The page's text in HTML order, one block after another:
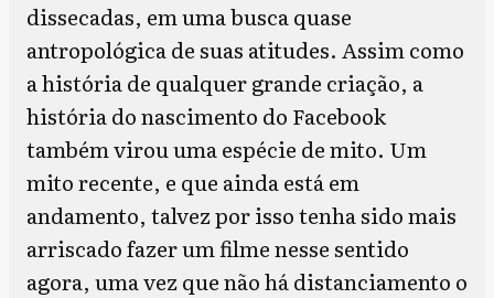
dissecadas, em uma busca quase
antropológica de suas atitudes. Assim como
a história de qualquer grande criação, a
história do nascimento do Facebook
também virou uma espécie de mito. Um
mito recente, e que ainda está em
andamento, talvez por isso tenha sido mais
arriscado fazer um filme nesse sentido
agora, uma vez que não há distanciamento o